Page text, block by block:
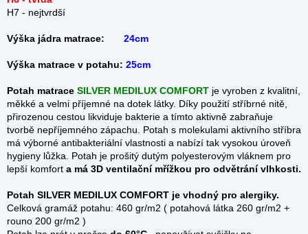
H7 - nejtvrdší
Výška jádra matrace: 24cm
Výška matrace v potahu: 25cm
Potah matrace SILVER MEDILUX COMFORT je vyroben z kvalitní,
měkké a velmi příjemné na dotek látky. Díky použití stříbrné nitě,
přirozenou cestou likviduje bakterie a tímto aktivně zabraňuje
tvorbě nepříjemného zápachu. Potah s molekulami aktivního stříbra
má výborné antibakteriální vlastnosti a nabízí tak vysokou úroveň
hygieny lůžka. Potah je prošitý dutým polyesterovým vláknem pro
lepší komfort a má 3D ventilační mřížkou pro odvětrání vlhkosti.
Potah SILVER MEDILUX COMFORT je vhodný pro alergiky.
Celková gramáž potahu: 460 gr/m2 ( potahová látka 260 gr/m2 +
rouno 200 gr/m2 )